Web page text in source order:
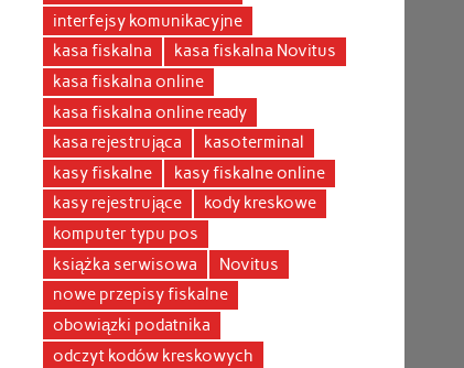
interfejsy komunikacyjne
kasa fiskalna
kasa fiskalna Novitus
kasa fiskalna online
kasa fiskalna online ready
kasa rejestrująca
kasoterminal
kasy fiskalne
kasy fiskalne online
kasy rejestrujące
kody kreskowe
komputer typu pos
książka serwisowa
Novitus
nowe przepisy fiskalne
obowiązki podatnika
odczyt kodów kreskowych